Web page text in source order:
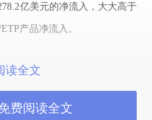
亿美元的净流入，大大高于
产品净流入。
读全文
费阅读全文